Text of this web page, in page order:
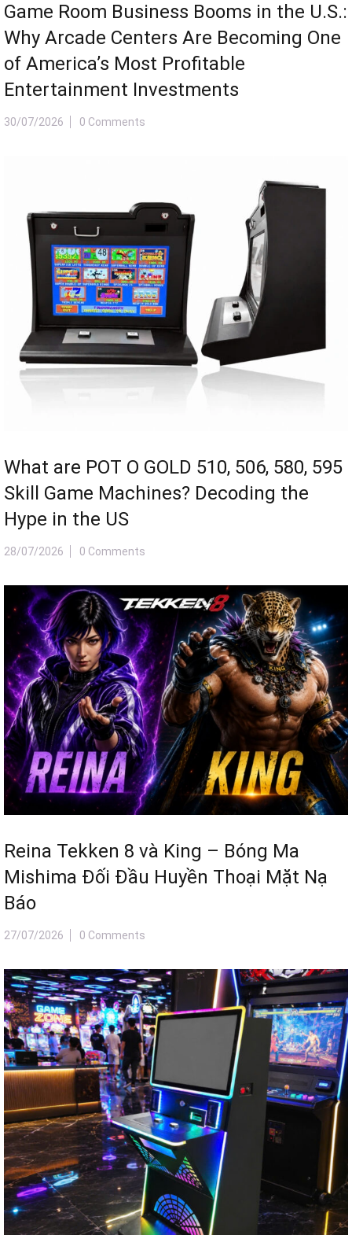
Game Room Business Booms in the U.S.:
Why Arcade Centers Are Becoming One
of America’s Most Profitable
Entertainment Investments
30/07/2026 0 Comments
What are POT O GOLD 510, 506, 580, 595
Skill Game Machines? Decoding the
Hype in the US
28/07/2026 0 Comments
Reina Tekken 8 và King – Bóng Ma
Mishima Đối Đầu Huyền Thoại Mặt Nạ
Báo
27/07/2026 0 Comments